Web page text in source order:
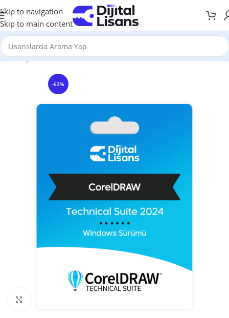
Skip to navigation
Skip to main content
Anasayfa Grafik & Tasarım CorelDRAW CorelDraw Windows
-63%